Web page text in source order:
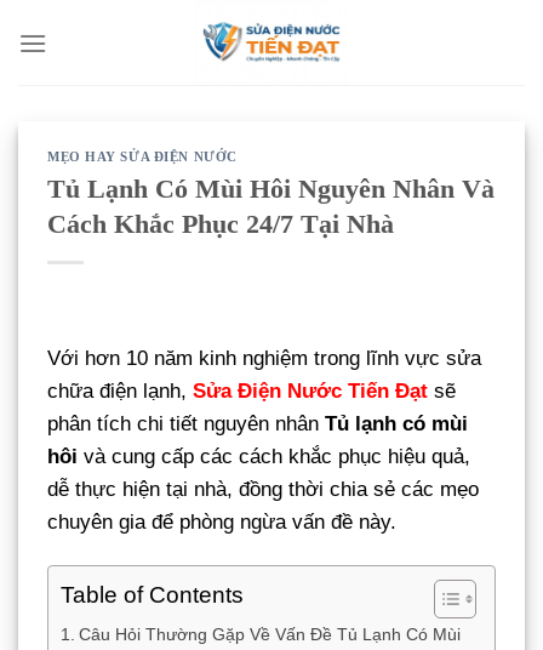
qua
MẸO HAY SỬA ĐIỆN NƯỚC
Tủ Lạnh Có Mùi Hôi Nguyên Nhân Và
Cách Khắc Phục 24/7 Tại Nhà
Với hơn 10 năm kinh nghiệm trong lĩnh vực sửa
chữa điện lạnh, Sửa Điện Nước Tiến Đạt sẽ
phân tích chi tiết nguyên nhân Tủ lạnh có mùi
hôi và cung cấp các cách khắc phục hiệu quả,
dễ thực hiện tại nhà, đồng thời chia sẻ các mẹo
chuyên gia để phòng ngừa vấn đề này.
Table of Contents
Câu Hỏi Thường Gặp Về Vấn Đề Tủ Lạnh Có Mùi